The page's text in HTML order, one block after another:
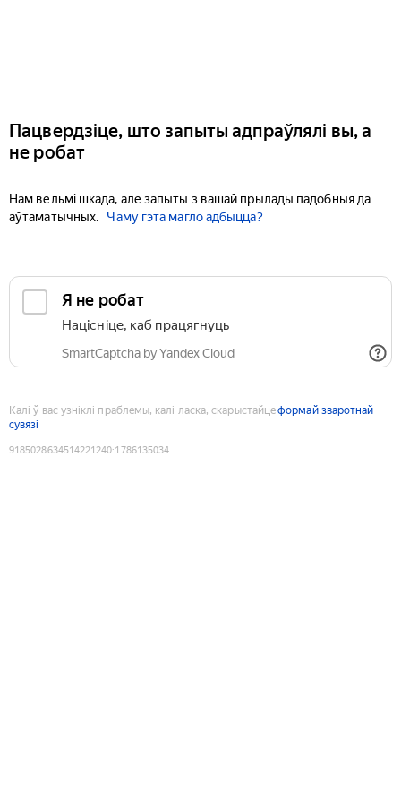
Пацвердзіце, што запыты адпраўлялі вы, а
не робат
Нам вельмі шкада, але запыты з вашай прылады падобныя да
аўтаматычных.
Чаму гэта магло адбыцца?
Я не робат
Націсніце, каб працягнуць
SmartCaptcha by Yandex Cloud
Калі ў вас узніклі праблемы, калі ласка, скарыстайцеформай зваротнай
сувязі
9185028634514221240:1786135034